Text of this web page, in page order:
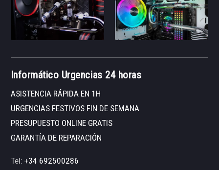
Informático Urgencias 24 horas
ASISTENCIA RÁPIDA EN 1H
URGENCIAS FESTIVOS FIN DE SEMANA
PRESUPUESTO ONLINE GRATIS
GARANTÍA DE REPARACIÓN
Tel:+34 692500286